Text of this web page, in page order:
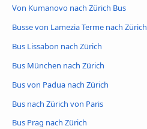
Von Kumanovo nach Zürich Bus
Busse von Lamezia Terme nach Zürich
Bus Lissabon nach Zürich
Bus München nach Zürich
Bus von Padua nach Zürich
Bus nach Zürich von Paris
Bus Prag nach Zürich